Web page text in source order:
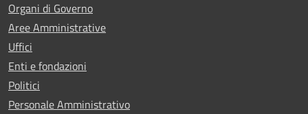
Organi di Governo
Aree Amministrative
Uffici
Enti e fondazioni
Politici
Personale Amministrativo